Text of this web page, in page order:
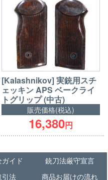
[Kalashnikov] 実銃用スチ
ェッキン APS ベークライ
トグリップ (中古)
販売価格(税込)
16,380円
イド
銃刀法厳守宣言
引法
商品お届けの流れ